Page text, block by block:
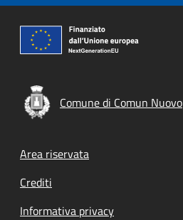
Comune di Comun Nuovo
Footer menu
Area riservata
Crediti
Informativa privacy